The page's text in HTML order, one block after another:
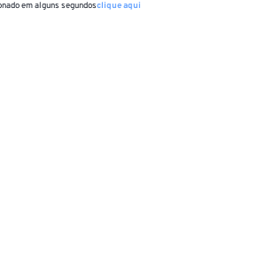
em alguns segundosclique aqui